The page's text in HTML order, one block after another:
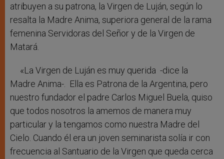
atribuyen a su patrona, la Virgen de Luján, según lo
resalta la Madre Anima, superiora general de la rama
femenina Servidoras del Señor y de la Virgen de
Matará.
«La Virgen de Luján es muy querida -dice la
Madre Anima-. Ella es Patrona de la Argentina, pero
nuestro fundador el padre Carlos Miguel Buela, quiso
que todos nosotros la amemos de manera muy
particular y la tengamos como nuestra Madre del
Cielo. Cuando él era un joven seminarista solía ir con
frecuencia al Santuario de la Virgen que queda cerca